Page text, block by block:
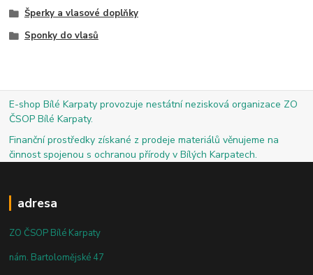
Šperky a vlasové doplňky
Sponky do vlasů
E-shop Bílé Karpaty provozuje nestátní nezisková organizace ZO
ČSOP Bílé Karpaty.
Finanční prostředky získané z prodeje materiálů věnujeme na
činnost spojenou s ochranou přírody v Bílých Karpatech.
adresa
ZO ČSOP Bílé Karpaty
nám. Bartolomějské 47